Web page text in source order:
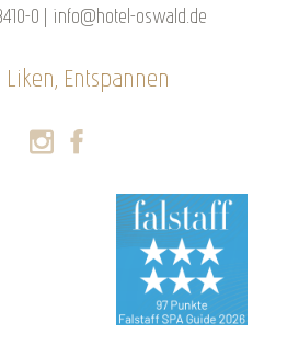
0
info@hotel-oswald.de
Liken, Entspannen